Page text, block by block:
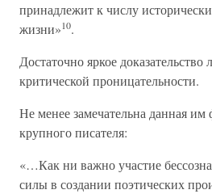
принадлежит к числу
жизни»10.
Достаточно яркое доказательство
критической проницательности.
Не менее замечательна данная
крупного писателя:
«…Как ни важно участие
силы в создании поэтических